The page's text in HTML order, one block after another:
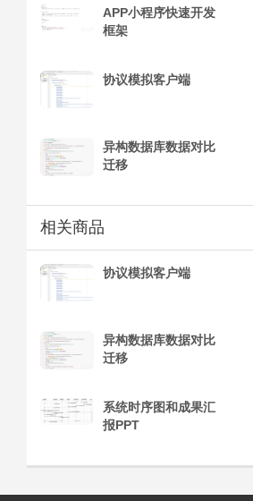
APP小程序快速开发
框架
协议模拟客户端
异构数据库数据对比
迁移
相关商品
协议模拟客户端
异构数据库数据对比
迁移
系统时序图和成果汇
报PPT